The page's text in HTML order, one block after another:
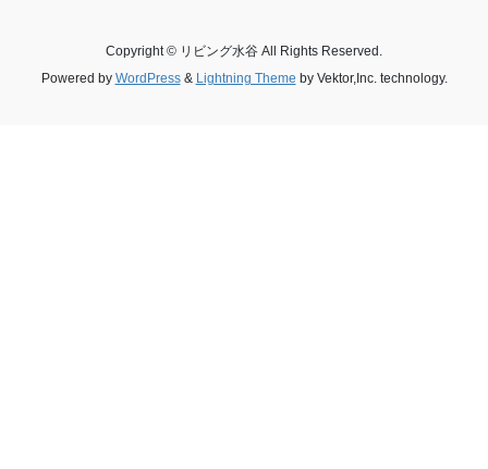
Copyright © リビング水谷 All Rights Reserved.
Powered by WordPress& Lightning Theme by Vektor,Inc. technology.